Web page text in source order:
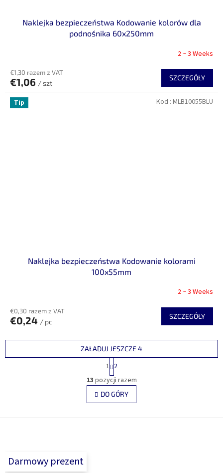
Naklejka bezpieczeństwa Kodowanie kolorów dla
podnośnika 60x250mm
2 ~ 3 Weeks
€1,30 razem z VAT
€1,06 / szt
SZCZEGÓŁY
Tip
Naklejka bezpieczeństwa Kodowanie kolorami
100x55mm
2 ~ 3 Weeks
€0,30 razem z VAT
€0,24 / pc
SZCZEGÓŁY
Kod : MLB10055BLU
K
o
n
t
ZAŁADUJ JESZCZE 4
P
a
g
i
n
a
j
1 2
13 pozycji razem
DO GÓRY
Darmowy prezent